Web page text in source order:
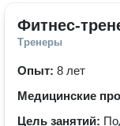
Фитнес-
Тренеры
Опыт: 8 лет
Медицинские
Цель занятий: